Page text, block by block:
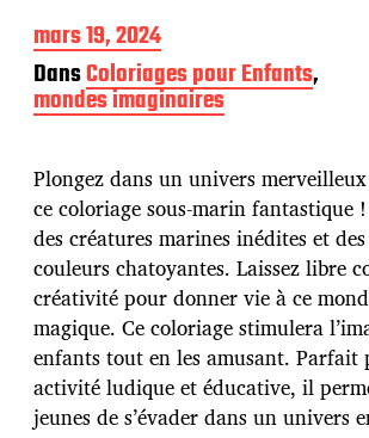
D
a
t
e
p
u
b
l
i
c
a
t
i
o
n
mars 19, 2024
DansColoriages pour Enfants,
mondes imaginaires
Plongez dans un univers
ce coloriage sous-marin fantastique
des créatures marines inédites et
couleurs chatoyantes. Laissez libre
créativité pour donner vie à ce
magique. Ce coloriage stimulera
enfants tout en les amusant. Parfait
activité ludique et éducative, il
jeunes de s’évader dans un univers